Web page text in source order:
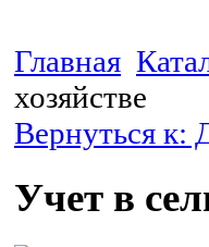
Главная
хозяйстве
Вернуться к:
Учет в